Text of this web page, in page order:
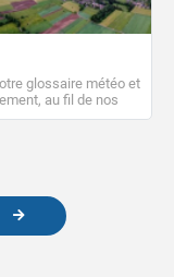
glossaire météo et
au fil de nos
utiles vers nos